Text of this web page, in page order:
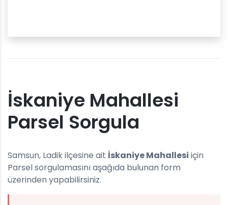
İskaniye Mahallesi
Parsel Sorgula
Samsun, Ladik ilçesine ait İskaniye Mahallesi için
Parsel sorgulamasını aşağıda bulunan form
üzerinden yapabilirsiniz.